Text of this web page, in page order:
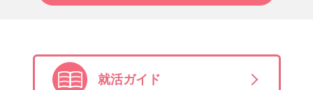
就活ガイド